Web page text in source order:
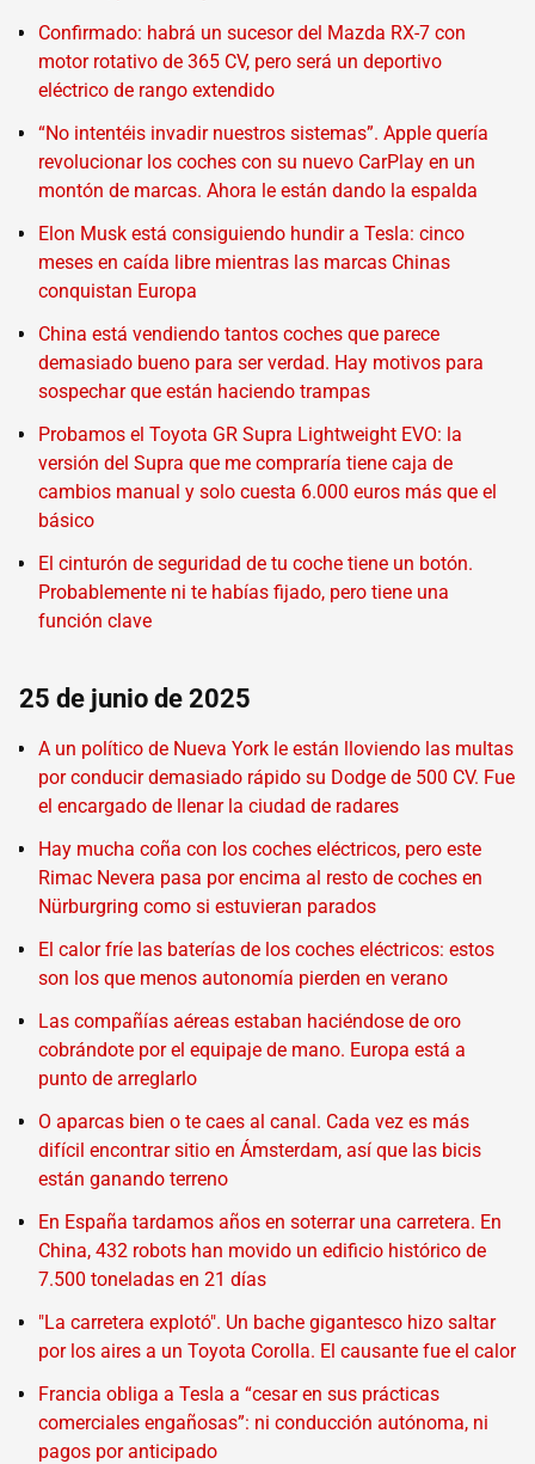
Confirmado: habrá un sucesor del Mazda RX-7 con
motor rotativo de 365 CV, pero será un deportivo
eléctrico de rango extendido
“No intentéis invadir nuestros sistemas”. Apple quería
revolucionar los coches con su nuevo CarPlay en un
montón de marcas. Ahora le están dando la espalda
Elon Musk está consiguiendo hundir a Tesla: cinco
meses en caída libre mientras las marcas Chinas
conquistan Europa
China está vendiendo tantos coches que parece
demasiado bueno para ser verdad. Hay motivos para
sospechar que están haciendo trampas
Probamos el Toyota GR Supra Lightweight EVO: la
versión del Supra que me compraría tiene caja de
cambios manual y solo cuesta 6.000 euros más que el
básico
El cinturón de seguridad de tu coche tiene un botón.
Probablemente ni te habías fijado, pero tiene una
función clave
25 de junio de 2025
A un político de Nueva York le están lloviendo las multas
por conducir demasiado rápido su Dodge de 500 CV. Fue
el encargado de llenar la ciudad de radares
Hay mucha coña con los coches eléctricos, pero este
Rimac Nevera pasa por encima al resto de coches en
Nürburgring como si estuvieran parados
El calor fríe las baterías de los coches eléctricos: estos
son los que menos autonomía pierden en verano
Las compañías aéreas estaban haciéndose de oro
cobrándote por el equipaje de mano. Europa está a
punto de arreglarlo
O aparcas bien o te caes al canal. Cada vez es más
difícil encontrar sitio en Ámsterdam, así que las bicis
están ganando terreno
En España tardamos años en soterrar una carretera. En
China, 432 robots han movido un edificio histórico de
7.500 toneladas en 21 días
"La carretera explotó". Un bache gigantesco hizo saltar
por los aires a un Toyota Corolla. El causante fue el calor
Francia obliga a Tesla a “cesar en sus prácticas
comerciales engañosas”: ni conducción autónoma, ni
pagos por anticipado